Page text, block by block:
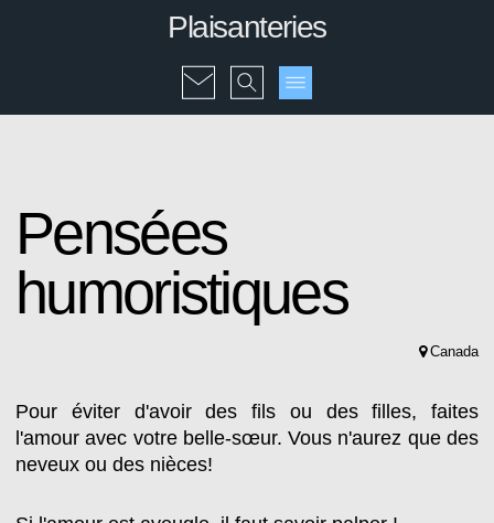
Plaisanteries
Pensées
humoristiques
Canada
Pour éviter d'avoir des fils ou des filles, faites
l'amour avec votre belle-sœur. Vous n'aurez que des
neveux ou des nièces!